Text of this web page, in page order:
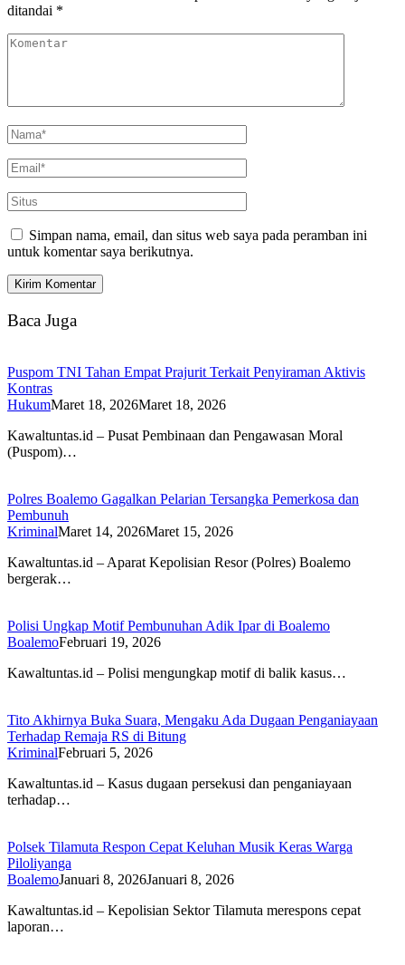
ditandai *
Simpan nama, email, dan situs web saya pada peramban ini
untuk komentar saya berikutnya.
Baca Juga
Puspom TNI Tahan Empat Prajurit Terkait Penyiraman Aktivis
Kontras
HukumMaret 18, 2026Maret 18, 2026
Kawaltuntas.id – Pusat Pembinaan dan Pengawasan Moral
(Puspom)…
Polres Boalemo Gagalkan Pelarian Tersangka Pemerkosa dan
Pembunuh
KriminalMaret 14, 2026Maret 15, 2026
Kawaltuntas.id – Aparat Kepolisian Resor (Polres) Boalemo
bergerak…
Polisi Ungkap Motif Pembunuhan Adik Ipar di Boalemo
BoalemoFebruari 19, 2026
Kawaltuntas.id – Polisi mengungkap motif di balik kasus…
Tito Akhirnya Buka Suara, Mengaku Ada Dugaan Penganiayaan
Terhadap Remaja RS di Bitung
KriminalFebruari 5, 2026
Kawaltuntas.id – Kasus dugaan persekusi dan penganiayaan
terhadap…
Polsek Tilamuta Respon Cepat Keluhan Musik Keras Warga
Piloliyanga
BoalemoJanuari 8, 2026Januari 8, 2026
Kawaltuntas.id – Kepolisian Sektor Tilamuta merespons cepat
laporan…